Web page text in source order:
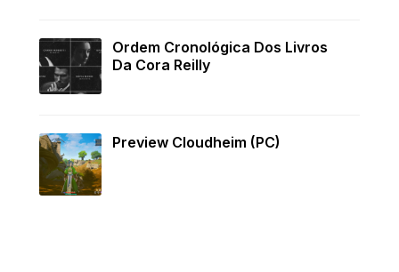
Ordem Cronológica Dos Livros
Da Cora Reilly
Preview Cloudheim (PC)